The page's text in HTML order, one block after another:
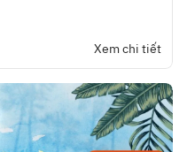
Xem chi tiết